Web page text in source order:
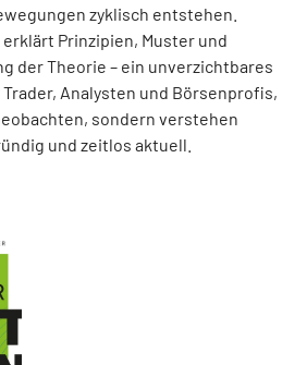
zyklisch entstehen.
Prinzipien, Muster und
der Theorie – ein unverzichtbares
Analysten und Börsenprofis,
sondern verstehen
und zeitlos aktuell.